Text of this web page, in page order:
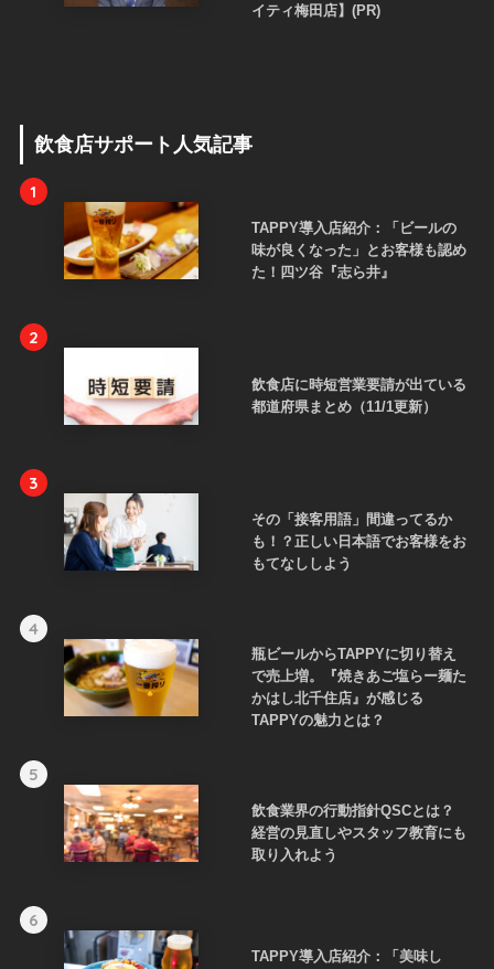
イティ梅田店】(PR)
飲食店サポート人気記事
1
TAPPY導入店紹介：「ビールの
味が良くなった」とお客様も認め
た！四ツ谷『志ら井』
2
飲食店に時短営業要請が出ている
都道府県まとめ（11/1更新）
3
その「接客用語」間違ってるか
も！？正しい日本語でお客様をお
もてなししよう
4
瓶ビールからTAPPYに切り替え
で売上増。『焼きあご塩らー麺た
かはし北千住店』が感じる
TAPPYの魅力とは？
5
飲食業界の行動指針QSCとは？
経営の見直しやスタッフ教育にも
取り入れよう
6
TAPPY導入店紹介：「美味し